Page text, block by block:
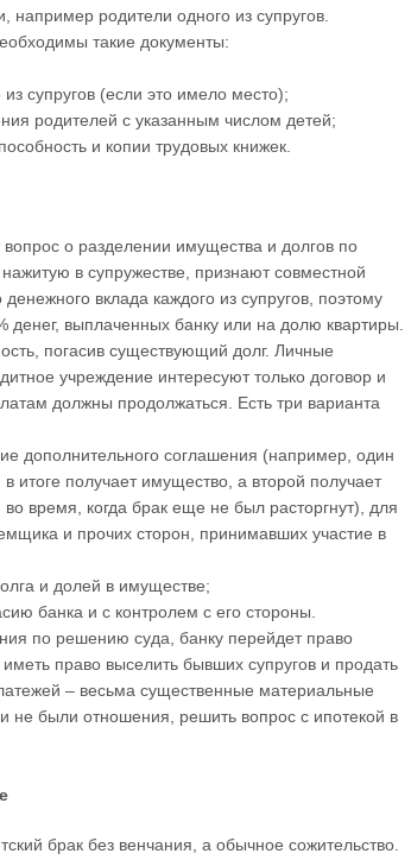
родители одного из супругов.
такие документы:
супругов (если это имело место);
родителей с указанным числом детей;
и копии трудовых книжек.
о разделении имущества и долгов по
в супружестве, признают совместной
вклада каждого из супругов, поэтому
денег, выплаченных банку или на долю квартиры.
погасив существующий долг. Личные
учреждение интересуют только договор и
должны продолжаться. Есть три варианта
дополнительного соглашения (например, один
итоге получает имущество, а второй получает
время, когда брак еще не был расторгнут), для
и прочих сторон, принимавших участие в
и долей в имуществе;
банка и с контролем с его стороны.
по решению суда, банку перейдет право
право выселить бывших супругов и продать
– весьма существенные материальные
не были отношения, решить вопрос с ипотекой в
брак без венчания, а обычное сожительство.